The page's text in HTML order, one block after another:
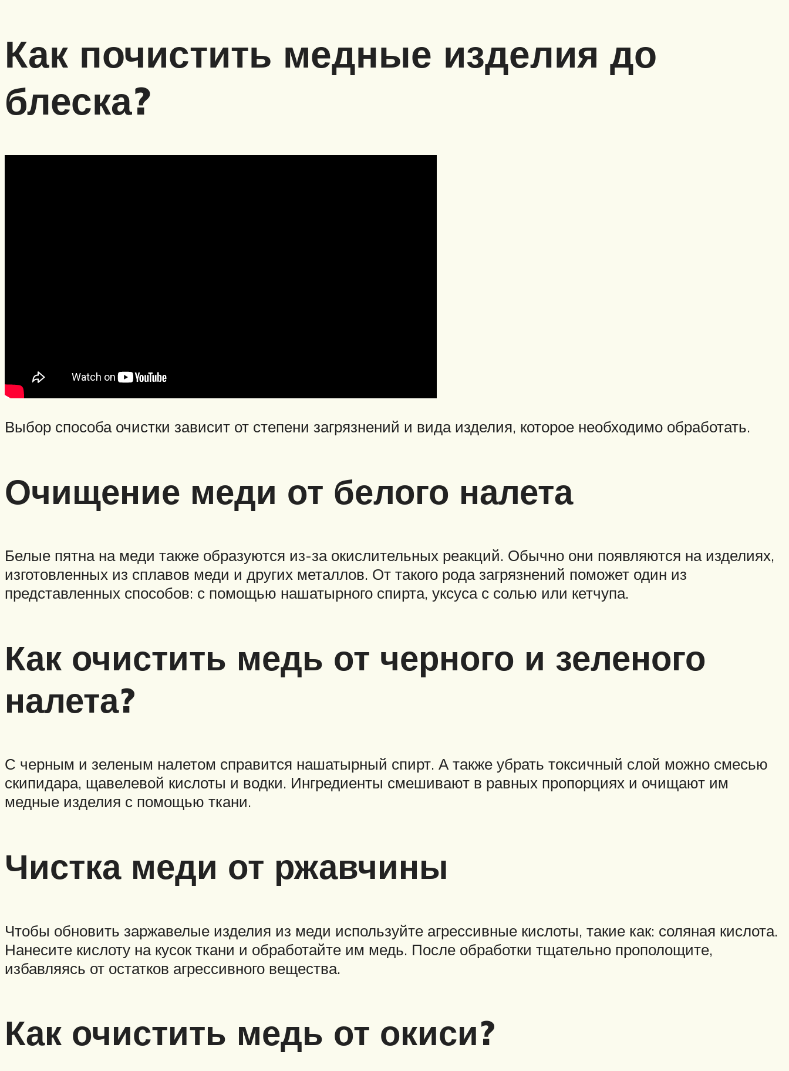
Как почистить медные изделия до
блеска?
Выбор способа очистки зависит от степени загрязнений и вида изделия, которое необходимо обработать.
Очищение меди от белого налета
Белые пятна на меди также образуются из-за окислительных реакций. Обычно они появляются на изделиях,
изготовленных из сплавов меди и других металлов. От такого рода загрязнений поможет один из
представленных способов: с помощью нашатырного спирта, уксуса с солью или кетчупа.
Как очистить медь от черного и зеленого
налета?
С черным и зеленым налетом справится нашатырный спирт. А также убрать токсичный слой можно смесью
скипидара, щавелевой кислоты и водки. Ингредиенты смешивают в равных пропорциях и очищают им
медные изделия с помощью ткани.
Чистка меди от ржавчины
Чтобы обновить заржавелые изделия из меди используйте агрессивные кислоты, такие как: соляная кислота.
Нанесите кислоту на кусок ткани и обработайте им медь. После обработки тщательно прополощите,
избавляясь от остатков агрессивного вещества.
Как очистить медь от окиси?